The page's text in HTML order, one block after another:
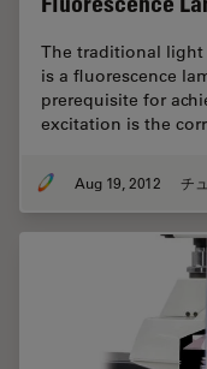
The traditional light
is a fluorescence
prerequisite for
excitation is the
Aug 19, 2012 チ